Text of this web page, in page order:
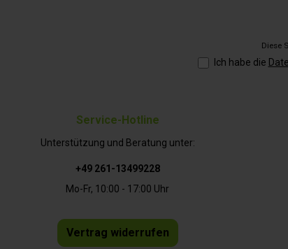
Service-Hotline
Unterstützung und Beratung unter:
+49 261-13499228
Mo-Fr, 10:00 - 17:00 Uhr
Vertrag widerrufen
Diese
Ich habe die